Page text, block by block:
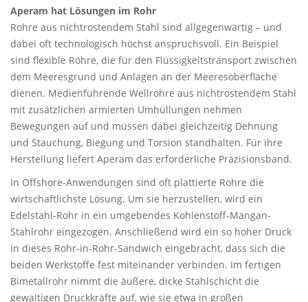
Aperam hat Lösungen im Rohr
Rohre aus nichtrostendem Stahl sind allgegenwärtig – und
dabei oft technologisch höchst anspruchsvoll. Ein Beispiel
sind flexible Rohre, die für den Flüssigkeitstransport zwischen
dem Meeresgrund und Anlagen an der Meeresoberfläche
dienen. Medienführende Wellrohre aus nichtrostendem Stahl
mit zusätzlichen armierten Umhüllungen nehmen
Bewegungen auf und müssen dabei gleichzeitig Dehnung
und Stauchung, Biegung und Torsion standhalten. Für ihre
Herstellung liefert Aperam das erforderliche Präzisionsband.
In Offshore-Anwendungen sind oft plattierte Rohre die
wirtschaftlichste Lösung. Um sie herzustellen, wird ein
Edelstahl-Rohr in ein umgebendes Kohlenstoff-Mangan-
Stahlrohr eingezogen. Anschließend wird ein so hoher Druck
in dieses Rohr-in-Rohr-Sandwich eingebracht, dass sich die
beiden Werkstoffe fest miteinander verbinden. Im fertigen
Bimetallrohr nimmt die äußere, dicke Stahlschicht die
gewaltigen Druckkräfte auf, wie sie etwa in großen